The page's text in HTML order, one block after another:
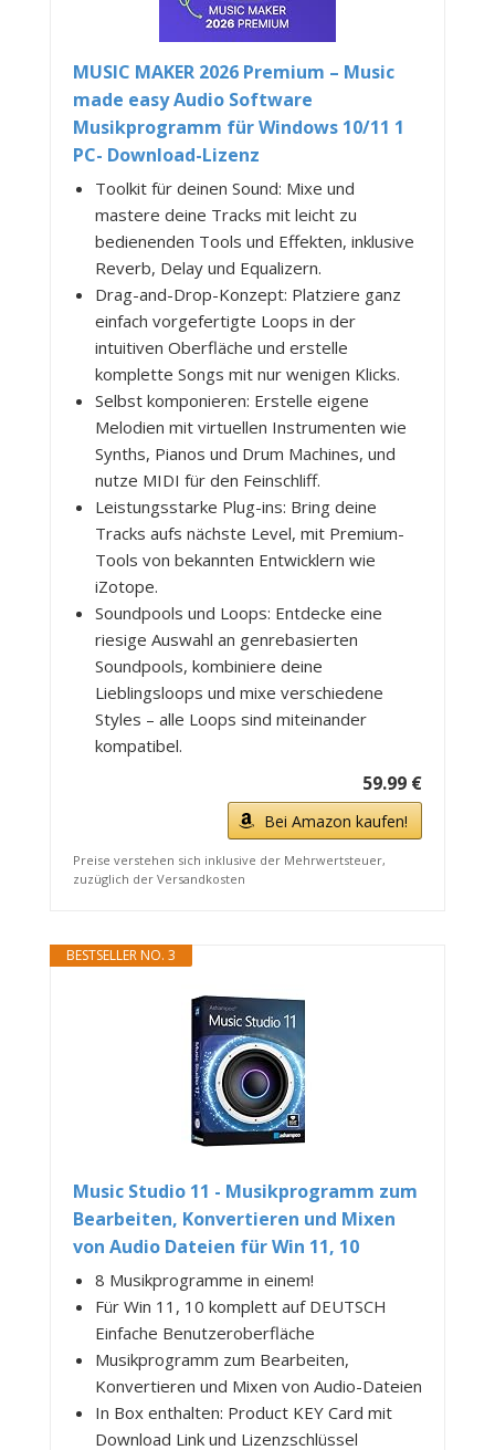
MUSIC MAKER 2026 Premium – Music
made easy Audio Software
Musikprogramm für Windows 10/11 1
PC- Download-Lizenz
Toolkit für deinen Sound: Mixe und
mastere deine Tracks mit leicht zu
bedienenden Tools und Effekten, inklusive
Reverb, Delay und Equalizern.
Drag-and-Drop-Konzept: Platziere ganz
einfach vorgefertigte Loops in der
intuitiven Oberfläche und erstelle
komplette Songs mit nur wenigen Klicks.
Selbst komponieren: Erstelle eigene
Melodien mit virtuellen Instrumenten wie
Synths, Pianos und Drum Machines, und
nutze MIDI für den Feinschliff.
Leistungsstarke Plug-ins: Bring deine
Tracks aufs nächste Level, mit Premium-
Tools von bekannten Entwicklern wie
iZotope.
Soundpools und Loops: Entdecke eine
riesige Auswahl an genrebasierten
Soundpools, kombiniere deine
Lieblingsloops und mixe verschiedene
Styles – alle Loops sind miteinander
kompatibel.
59.99 €
Bei Amazon kaufen!
Preise verstehen sich inklusive der Mehrwertsteuer,
zuzüglich der Versandkosten
BESTSELLER NO. 3
Music Studio 11 - Musikprogramm zum
Bearbeiten, Konvertieren und Mixen
von Audio Dateien für Win 11, 10
8 Musikprogramme in einem!
Für Win 11, 10 komplett auf DEUTSCH
Einfache Benutzeroberfläche
Musikprogramm zum Bearbeiten,
Konvertieren und Mixen von Audio-Dateien
In Box enthalten: Product KEY Card mit
Download Link und Lizenzschlüssel